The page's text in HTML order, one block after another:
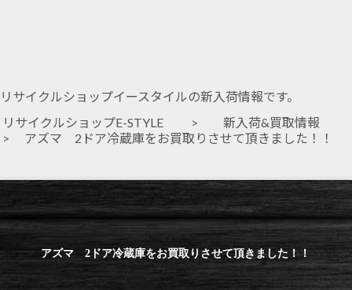
リサイクルショップイースタイルの新入荷情報です。
リサイクルショップE-STYLE
> 新入荷&買取情報
> アズマ 2ドア冷蔵庫をお買取りさせて頂きました！！
アズマ 2ドア冷蔵庫をお買取りさせて頂きました！！